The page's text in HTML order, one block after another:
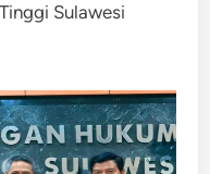
Sulawesi